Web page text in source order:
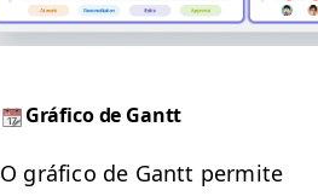
Grá­fi­co de Gantt
O grá­fi­co de Gantt per­mite